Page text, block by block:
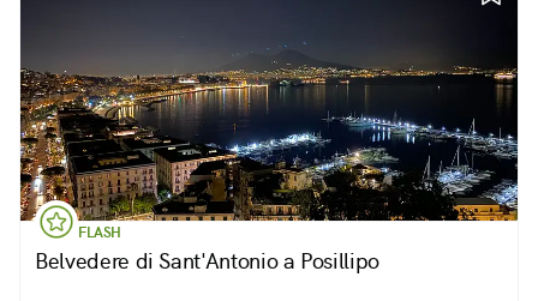
FLASH
Belvedere di Sant'Antonio a Posillipo